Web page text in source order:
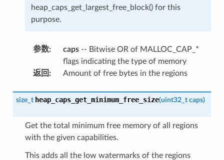
heap_caps_get_largest_free_block() for this
purpose.
参数: caps-- Bitwise OR of MALLOC_CAP_*
flags indicating the type of memory
返回 : Amount of free bytes in the regions
size_t heap_caps_get_minimum_free_size(uint32_t caps)
Get the total minimum free memory of all regions
with the given capabilities.
This adds all the low watermarks of the regions